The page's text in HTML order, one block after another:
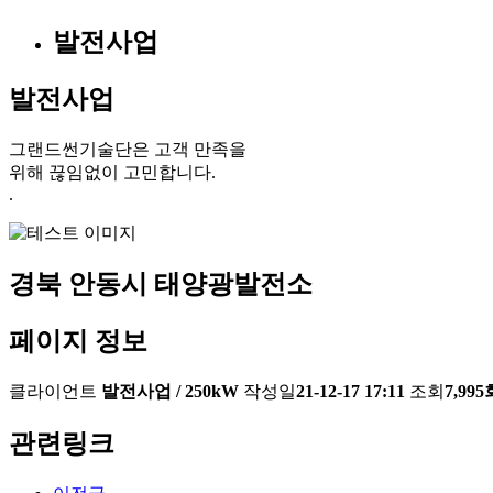
발전사업
발전사업
그랜드썬기술단은 고객 만족을
위해 끊임없이 고민합니다.
.
경북 안동시 태양광발전소
페이지 정보
클라이언트 발전사업 / 250kW 작성일21-12-17 17:11 조회 7,995
관련링크